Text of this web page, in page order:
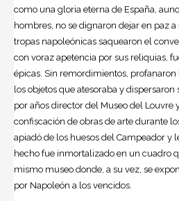
como una gloria eterna de España,
hombres, no se dignaron dejar en paz
tropas napoleónicas saquearon el
con voraz apetencia por sus reliquias,
épicas. Sin remordimientos,
los objetos que atesoraba y dispersaron
por años director del Museo del Louvre
confiscación de obras de arte durante
apiadó de los huesos del Campeador y
hecho fue inmortalizado en un cuadro
mismo museo donde, a su vez, se
por Napoleón a los vencidos.